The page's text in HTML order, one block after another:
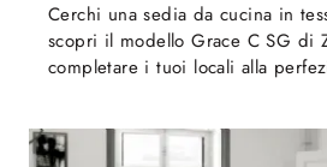
Cerchi una sedia da cucina in
scopri il modello Grace C SG di
completare i tuoi locali alla